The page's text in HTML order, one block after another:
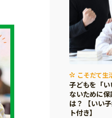
こそだて生
子どもを「
ないために
は？ 【いい
ト付き】